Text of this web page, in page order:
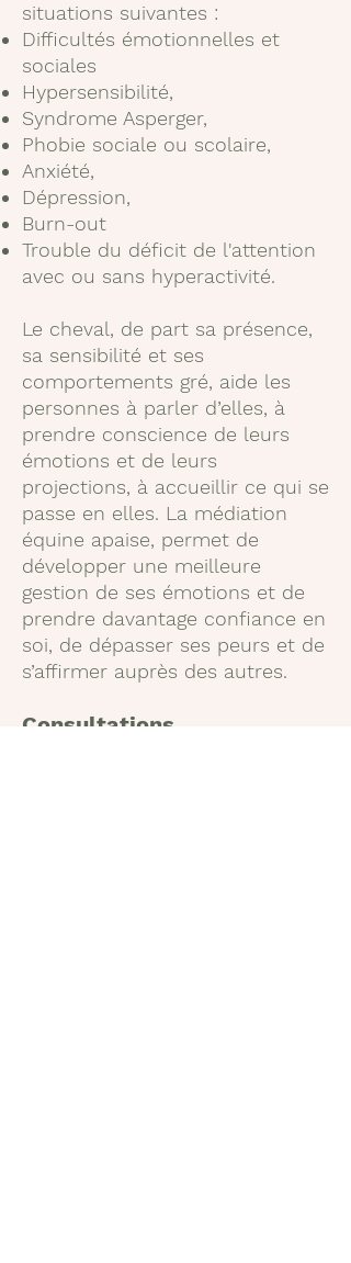
situations suivantes :
Difficultés émotionnelles et
sociales
Hypersensibilité,
Syndrome Asperger,
Phobie sociale ou scolaire,
Anxiété,
Dépression,
Burn-out
Trouble du déficit de l'attention
avec ou sans hyperactivité.
Le cheval, de part sa présence,
sa sensibilité et ses
comportements gré, aide les
personnes à parler d’elles, à
prendre conscience de leurs
émotions et de leurs
projections, à accueillir ce qui se
passe en elles. La médiation
équine apaise, permet de
développer une meilleure
gestion de ses émotions et de
prendre davantage confiance en
soi, de dépasser ses peurs et de
s’affirmer auprès des autres.
Consultations